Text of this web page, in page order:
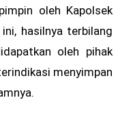
oleh Kapolsek
hasilnya terbilang
oleh pihak
menyimpan